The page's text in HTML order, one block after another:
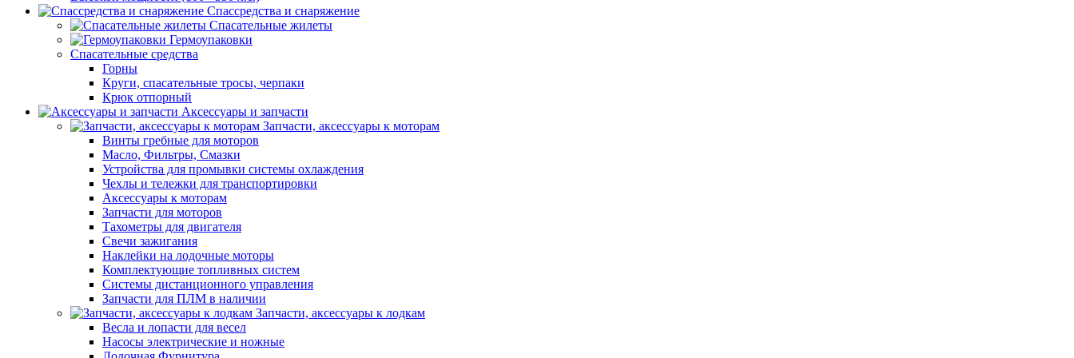
Спассредства и снаряжение
Спасательные жилеты
Гермоупаковки
Спасательные средства
Горны
Круги, спасательные тросы, черпаки
Крюк отпорный
Аксессуары и запчасти
Запчасти, аксессуары к моторам
Винты гребные для моторов
Масло, Фильтры, Смазки
Устройства для промывки системы охлаждения
Чехлы и тележки для транспортировки
Аксессуары к моторам
Запчасти для моторов
Тахометры для двигателя
Свечи зажигания
Наклейки на лодочные моторы
Комплектующие топливных систем
Системы дистанционного управления
Запчасти для ПЛМ в наличии
Запчасти, аксессуары к лодкам
Весла и лопасти для весел
Насосы электрические и ножные